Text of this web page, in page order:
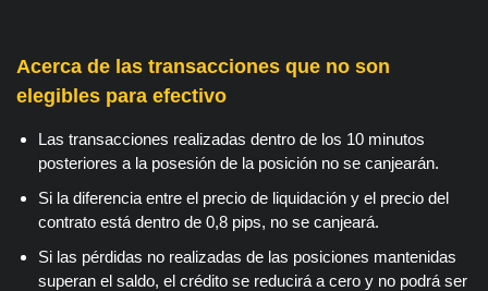
Acerca de las transacciones que no son
elegibles para efectivo
Las transacciones realizadas dentro de los 10 minutos
posteriores a la posesión de la posición no se canjearán.
Si la diferencia entre el precio de liquidación y el precio del
contrato está dentro de 0,8 pips, no se canjeará.
Si las pérdidas no realizadas de las posiciones mantenidas
superan el saldo, el crédito se reducirá a cero y no podrá ser